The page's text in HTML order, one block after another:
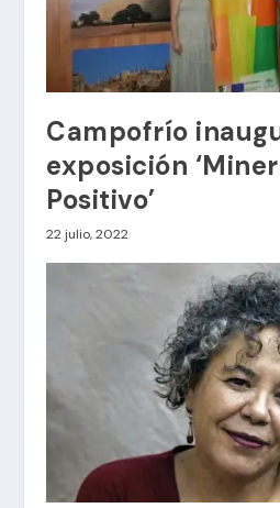
Campofrío
exposición
Positivo’
22 julio, 2022